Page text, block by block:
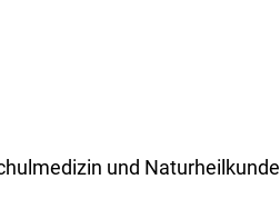
und Naturheilkunde